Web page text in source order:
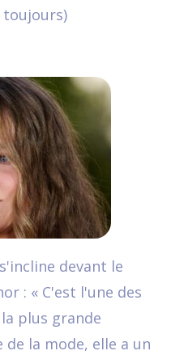
devant le
: « C'est l'une des
plus grande
la mode, elle a un